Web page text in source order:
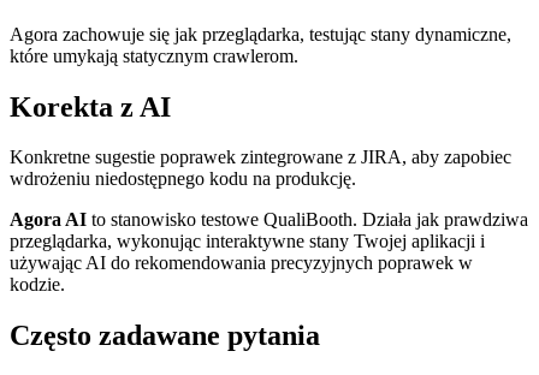
Agora zachowuje się jak przeglądarka, testując stany dynamiczne,
które umykają statycznym crawlerom.
Korekta z AI
Konkretne sugestie poprawek zintegrowane z JIRA, aby zapobiec
wdrożeniu niedostępnego kodu na produkcję.
Agora AI to stanowisko testowe QualiBooth. Działa jak prawdziwa
przeglądarka, wykonując interaktywne stany Twojej aplikacji i
używając AI do rekomendowania precyzyjnych poprawek w
kodzie.
Często zadawane pytania